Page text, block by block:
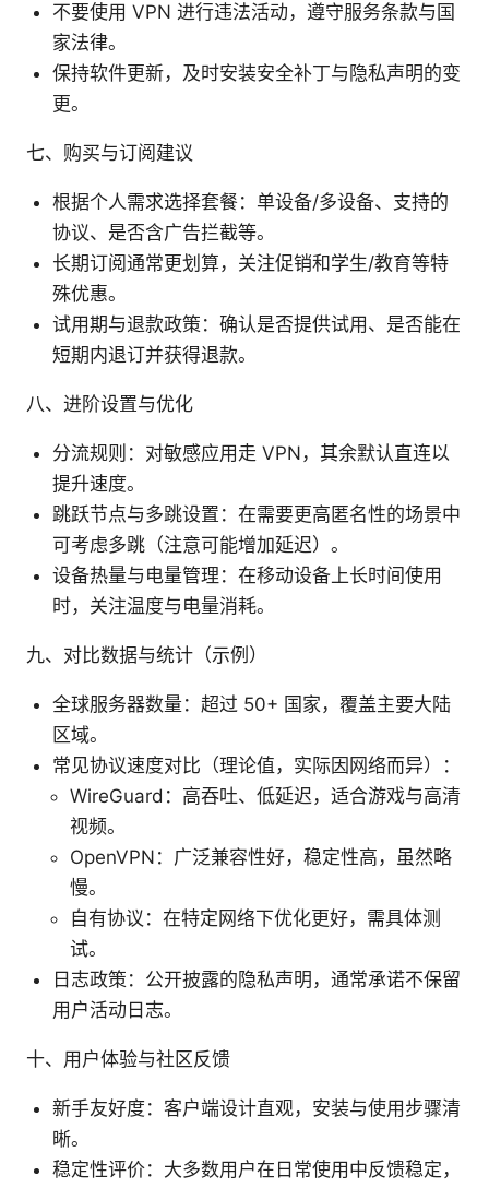
不要使用 VPN 进行违法活动，遵守服务条款与国
家法律。
保持软件更新，及时安装安全补丁与隐私声明的变
更。
七、购买与订阅建议
根据个人需求选择套餐：单设备/多设备、支持的
协议、是否含广告拦截等。
长期订阅通常更划算，关注促销和学生/教育等特
殊优惠。
试用期与退款政策：确认是否提供试用、是否能在
短期内退订并获得退款。
八、进阶设置与优化
分流规则：对敏感应用走 VPN，其余默认直连以
提升速度。
跳跃节点与多跳设置：在需要更高匿名性的场景中
可考虑多跳（注意可能增加延迟）。
设备热量与电量管理：在移动设备上长时间使用
时，关注温度与电量消耗。
九、对比数据与统计（示例）
全球服务器数量：超过 50+ 国家，覆盖主要大陆
区域。
常见协议速度对比（理论值，实际因网络而异）：
WireGuard：高吞吐、低延迟，适合游戏与高清
视频。
OpenVPN：广泛兼容性好，稳定性高，虽然略
慢。
自有协议：在特定网络下优化更好，需具体测
试。
日志政策：公开披露的隐私声明，通常承诺不保留
用户活动日志。
十、用户体验与社区反馈
新手友好度：客户端设计直观，安装与使用步骤清
晰。
稳定性评价：大多数用户在日常使用中反馈稳定，